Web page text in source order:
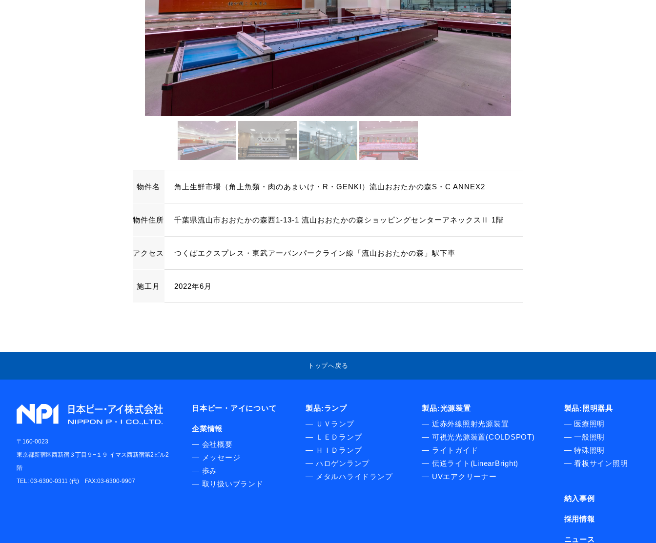
物件名 角上生鮮市場（角上魚類・肉のあまいけ・R・GENKI）流山おおたかの森S・C ANNEX2
物件住所 千葉県流山市おおたかの森西1-13-1 流山おおたかの森ショッピングセンターアネックスⅡ 1階
アクセス つくばエクスプレス・東武アーバンパークライン線「流山おおたかの森」駅下車
施工月 2022年6月
トップへ戻る
〒160-0023
東京都新宿区西新宿３丁目９−１９ イマス西新宿第2ビル2
階
TEL: 03-6300-0311 (代) FAX:03-6300-9907
日本ピー・アイについて
企業情報
― 会社概要
― メッセージ
― 歩み
― 取り扱いブランド
製品:ランプ
― ＵＶランプ
― ＬＥＤランプ
― ＨＩＤランプ
― ハロゲンランプ
― メタルハライドランプ
製品:光源装置
― 近赤外線照射光源装置
― 可視光光源装置(COLDSPOT)
― ライトガイド
― 伝送ライト(LinearBright)
― UVエアクリーナー
製品:照明器具
― 医療照明
― 一般照明
― 特殊照明
― 看板サイン照明
納入事例
採用情報
ニュース